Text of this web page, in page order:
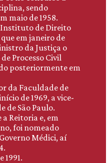
sendo
maio de 1958.
Instituto de Direito
em janeiro de
da Justiça o
Processo Civil
posteriormente em
da Faculdade de
de 1969, a vice-
de São Paulo.
Reitoria e, em
foi nomeado
Médici, aí
1991.